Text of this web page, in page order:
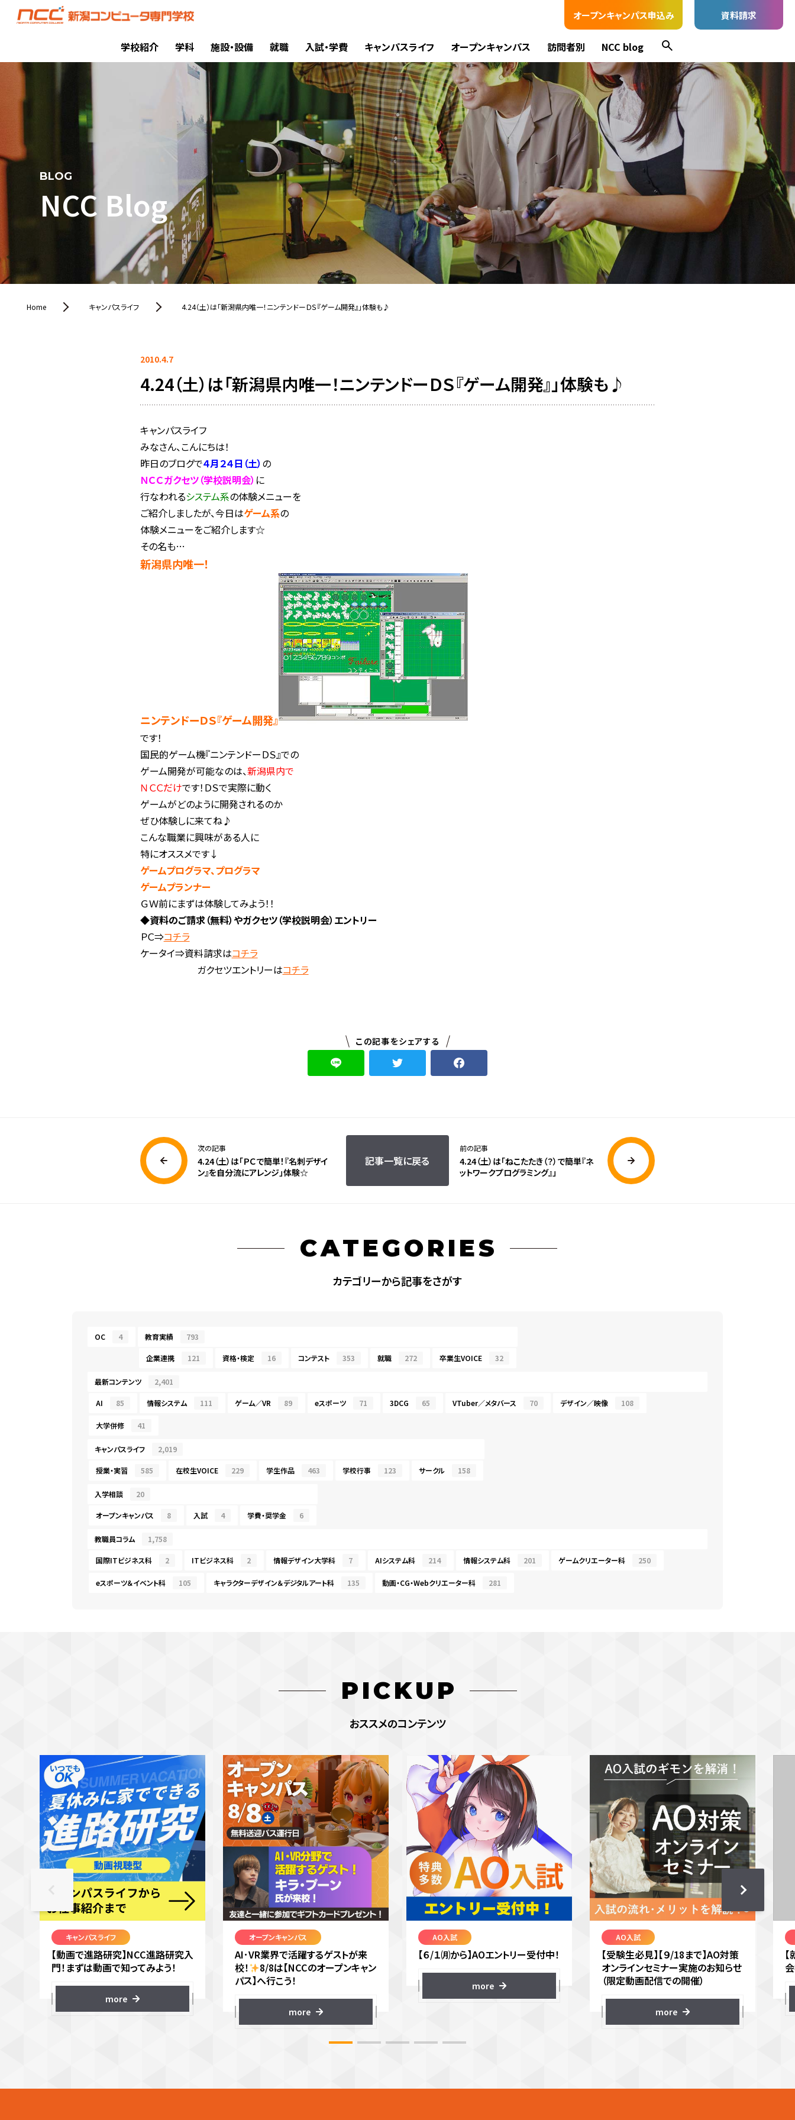
オープンキャンパス申込み 資料請求
学校紹介 学科 施設・設備 就職 入試・学費 キャンパスライフ オープンキャンパス 訪問者別 NCC blog
BLOG
NCC Blog
Home キャンパスライフ 4.24（土）は「新潟県内唯一！ニンテンドーＤＳ『ゲーム開発』」体験も♪
2010.4.7
4.24（土）は「新潟県内唯一！ニンテンドーＤＳ『ゲーム開発』」体験も♪
キャンパスライフ
みなさん、こんにちは！
昨日のブログで４月２４日（土） の
ＮＣＣガクセツ（学校説明会） に
行なわれるシステム系の体験メニューを
ご紹介しましたが、今日はゲーム系の
体験メニューをご紹介します☆
その名も…
新潟県内唯一！
ニンテンドーＤＳ『ゲーム開発』
です！
国民的ゲーム機『ニンテンドーＤＳ』での
ゲーム開発が可能なのは、新潟県内で
ＮＣＣだけです！ＤＳで実際に動く
ゲームがどのように開発されるのか
ぜひ体験しに来てね♪
こんな職業に興味がある人に
特にオススメです↓
ゲームプログラマ、プログラマ
ゲームプランナー
ＧＷ前にまずは体験してみよう！！
◆資料のご請求（無料）やガクセツ（学校説明会）エントリー
ＰＣ⇒コチラ
ケータイ⇒資料請求はコチラ
ガクセツエントリーはコチラ
この記事をシェアする
次の記事
4.24（土）は「ＰＣで簡単！『名刺デザイ
ン』を自分流にアレンジ」体験☆
記事一覧に戻る
前の記事
4.24（土）は「ねこたたき（？）で簡単『ネ
ットワークプログラミング』」
CATEGORIES
カテゴリーから記事をさがす
OC 4 教育実績 793
企業連携 121 資格・検定 16 コンテスト 353 就職 272 卒業生VOICE 32
最新コンテンツ 2,401
AI 85 情報システム 111 ゲーム／VR 89 eスポーツ 71 3DCG 65 VTuber／メタバース 70 デザイン／映像 108
大学併修 41
キャンパスライフ 2,019
授業・実習 585 在校生VOICE 229 学生作品 463 学校行事 123 サークル 158
入学相談 20
オープンキャンパス 8 入試 4 学費・奨学金 6
教職員コラム 1,758
国際ITビジネス科 2 ITビジネス科 2 情報デザイン大学科 7 AIシステム科 214 情報システム科 201 ゲームクリエーター科 250
eスポーツ＆イベント科 105 キャラクターデザイン＆デジタルアート科 135 動画・CG・Webクリエーター科 281
PICKUP
おススメのコンテンツ
キャンパスライフ
【動画で進路研究】NCC進路研究入
門！まずは動画で知ってみよう！
more
オープンキャンパス
AI･VR業界で活躍するゲストが来
校！
8/8は【NCCのオープンキャン
パス】へ行こう！
more
AO入試
【６/１㈪から】AOエントリー受付中！
more
AO入試
【受験生必見】【９/18まで】AO対策
オンラインセミナー実施のお知らせ
（限定動画配信での開催）
more